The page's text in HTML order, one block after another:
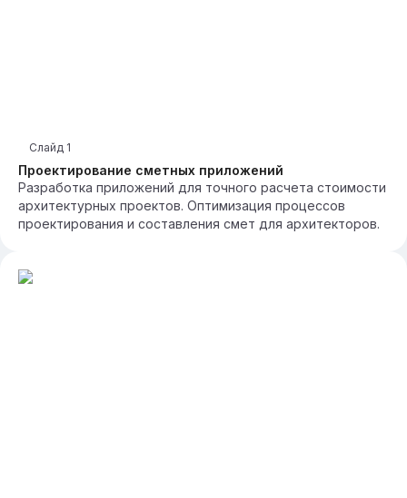
Проектирование сметных приложений
Слайд 1
Разработка приложений для точного расчета стоимости
архитектурных проектов. Оптимизация процессов
проектирования и составления смет для архитекторов.